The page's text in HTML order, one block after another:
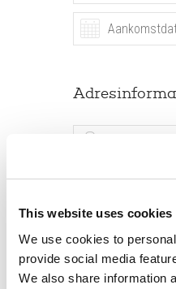
This website uses cookies
We use cookies to
provide social media
We also share information